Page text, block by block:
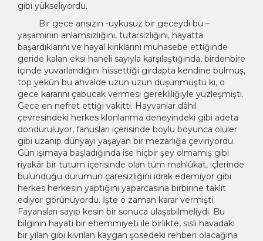
gibi yükseliyordu.
Bir gece ansızın -uykusuz bir geceydi bu –
yaşamının anlamsızlığını, tutarsızlığını, hayatta
başardıklarını ve hayal kırıklarını muhasebe ettiğinde
geride kalan eksi haneli sayıyla karşılaştığında, birdenbire
içinde yuvarlandığını hissettiği girdapta kendine bulmuş,
top yekûn bu ahvalde uzun uzun düşünmüştü ki, o
gece kararını çabucak vermesi gerekliliğiyle yüzleşmişti.
Gece en nefret ettiği vakitti. Hayvanlar dâhil
çevresindeki herkes klonlanma deneyindeki gibi adeta
donduruluyor, fanusları içerisinde boylu boyunca ölüler
gibi uzanıp dünyayı yaşayan bir mezarlığa çeviriyordu.
Gün ışımaya başladığında ise hiçbir şey olmamış gibi
riyakâr bir tutum içerisinde olan tüm mahlûkat, içlerinde
bulunduğu durumun çaresizliğini idrak edemiyor gibi
herkes herkesin yaptığını yaparcasına birbirine taklit
ediyor görünüyordu. İşte o zaman karar vermişti.
Fayansları sayıp kesin bir sonuca ulaşabilmeliydi. Bu
bilginin hayati bir ehemmiyeti ile birlikte, sisli havadaki
bir yılan gibi kıvrılan kaygan şosedeki rehberi olacağına